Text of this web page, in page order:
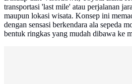
transportasi 'last mile' atau perjalanan
maupun lokasi wisata. Konsep ini
dengan sensasi berkendara ala sepeda
bentuk ringkas yang mudah dibawa ke